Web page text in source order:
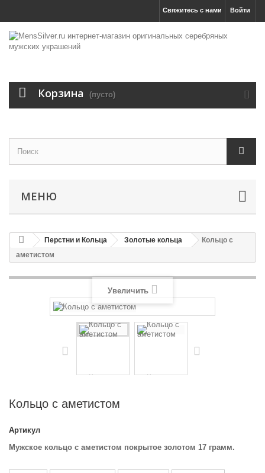
Войти
Свяжитесь с нами
Корзина (пусто)
МЕНЮ
Перстни и Кольца Золотые кольца
Кольцо с
аметистом
Увеличить
Кольцо с аметистом
Артикул
Мужское кольцо с аметистом покрытое золотом 17 грамм.